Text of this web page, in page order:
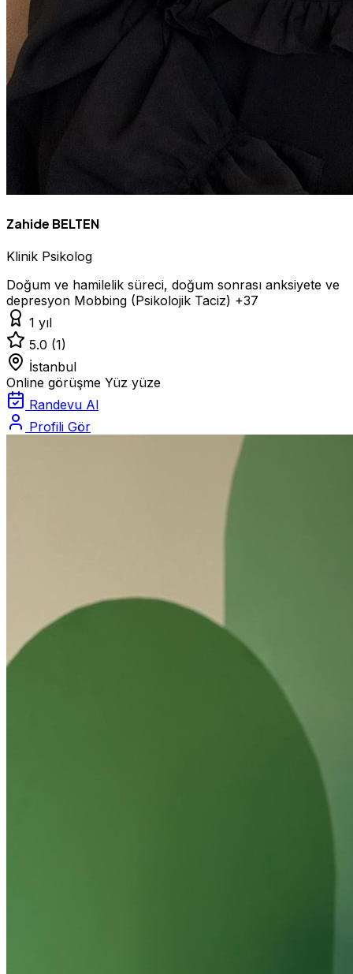
Zahide BELTEN
Klinik Psikolog
Doğum ve hamilelik süreci, doğum sonrası anksiyete ve
depresyon Mobbing (Psikolojik Taciz) +37
1 yıl
5.0 (1)
İstanbul
Online görüşme Yüz yüze
Randevu Al
Profili Gör